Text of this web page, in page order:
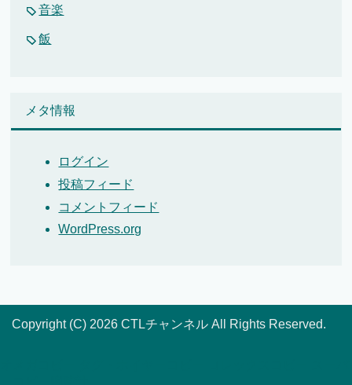
音楽
飯
メタ情報
ログイン
投稿フィード
コメントフィード
WordPress.org
Copyright (C) 2026 CTLチャンネル All Rights Reserved.